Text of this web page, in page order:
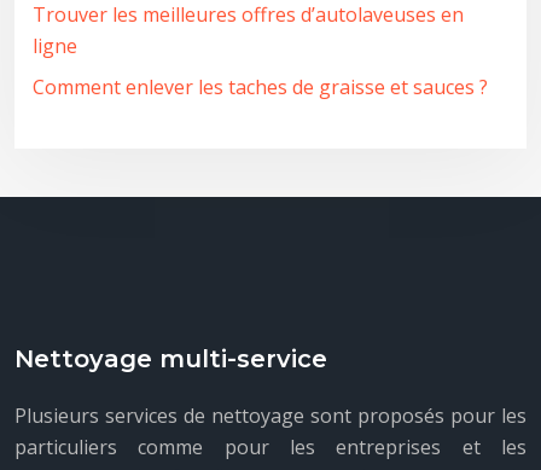
Trouver les meilleures offres d’autolaveuses en
ligne
Comment enlever les taches de graisse et sauces ?
Nettoyage multi-service
Plusieurs services de nettoyage sont proposés pour les
particuliers comme pour les entreprises et les